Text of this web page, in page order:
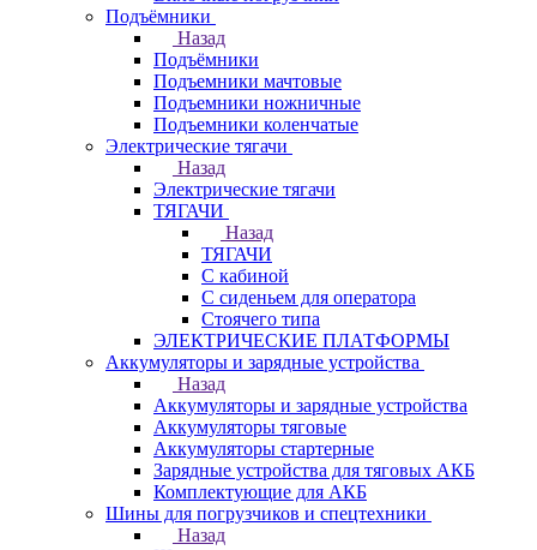
Подъёмники
Назад
Подъёмники
Подъемники мачтовые
Подъемники ножничные
Подъемники коленчатые
Электрические тягачи
Назад
Электрические тягачи
ТЯГАЧИ
Назад
ТЯГАЧИ
С кабиной
С сиденьем для оператора
Стоячего типа
ЭЛЕКТРИЧЕСКИЕ ПЛАТФОРМЫ
Аккумуляторы и зарядные устройства
Назад
Аккумуляторы и зарядные устройства
Аккумуляторы тяговые
Аккумуляторы стартерные
Зарядные устройства для тяговых АКБ
Комплектующие для АКБ
Шины для погрузчиков и спецтехники
Назад